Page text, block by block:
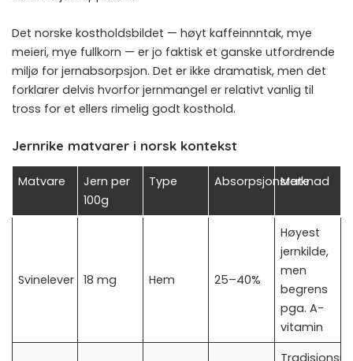
Det norske kostholdsbildet — høyt kaffeinnntak, mye
meieri, mye fullkorn — er jo faktisk et ganske utfordrende
miljø for jernabsorpsjon. Det er ikke dramatisk, men det
forklarer delvis hvorfor jernmangel er relativt vanlig til
tross for et ellers rimelig godt kosthold.
Jernrike matvarer i norsk kontekst
Matvare
Jern per
100g
Type Absorpsjonsrate
Merknad
Svinelever 18 mg Hem 25–40%
Høyest
jernkilde,
men
begrens
pga. A-
vitamin